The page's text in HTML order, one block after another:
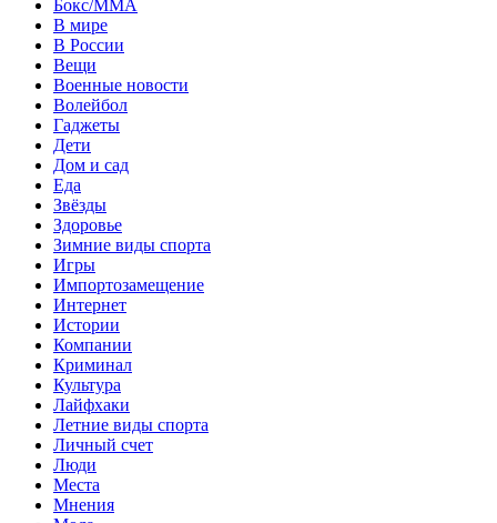
Бокс/MMA
В мире
В России
Вещи
Военные новости
Волейбол
Гаджеты
Дети
Дом и сад
Еда
Звёзды
Здоровье
Зимние виды спорта
Игры
Импортозамещение
Интернет
Истории
Компании
Криминал
Культура
Лайфхаки
Летние виды спорта
Личный счет
Люди
Места
Мнения